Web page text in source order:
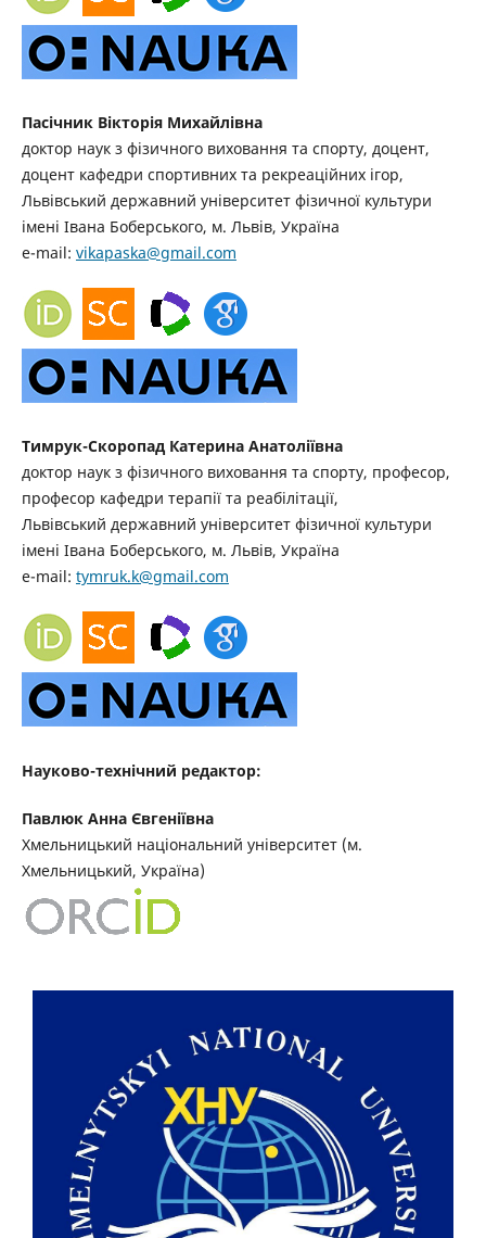
Пасічник Вікторія Михайлівна
доктор наук з фізичного виховання та спорту, доцент,
доцент кафедри спортивних та рекреаційних ігор,
Львівський державний університет фізичної культури
імені Івана Боберського, м. Львів, Україна
e-mail: vikapaska@gmail.com
Тимрук-Скоропад Катерина Анатоліївна
доктор наук з фізичного виховання та спорту, професор,
професор кафедри терапії та реабілітації,
Львівський державний університет фізичної культури
імені Івана Боберського, м. Львів, Україна
e-mail: tymruk.k@gmail.com
Науково-технічний редактор:
Павлюк Анна Євгеніївна
Хмельницький національний університет (м.
Хмельницький, Україна)